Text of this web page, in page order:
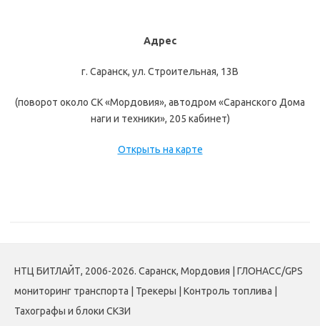
Адрес
г. Саранск, ул. Строительная, 13В
(поворот около СК «Мордовия», автодром «Саранского Дома
наги и техники», 205 кабинет)
Открыть на карте
НТЦ БИТЛАЙТ, 2006-2026. Саранск, Мордовия | ГЛОНАСС/GPS
мониторинг транспорта | Трекеры | Контроль топлива |
Тахографы и блоки СКЗИ